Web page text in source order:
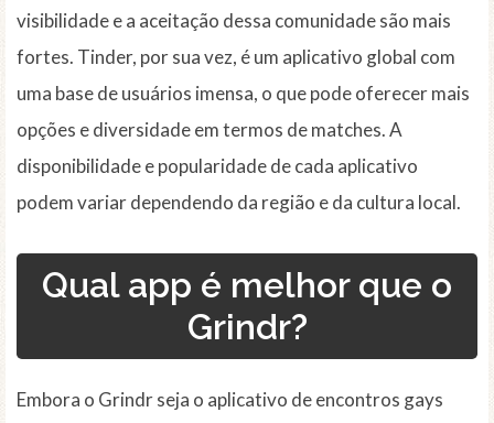
visibilidade e a aceitação dessa comunidade são mais
fortes. Tinder, por sua vez, é um aplicativo global com
uma base de usuários imensa, o que pode oferecer mais
opções e diversidade em termos de matches. A
disponibilidade e popularidade de cada aplicativo
podem variar dependendo da região e da cultura local.
Qual app é melhor que o
Grindr?
Embora o Grindr seja o aplicativo de encontros gays